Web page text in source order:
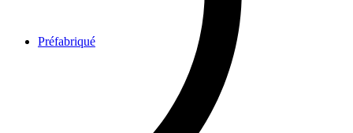
Préfabriqué